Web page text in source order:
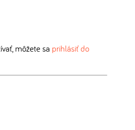
môžete sa prihlásiť do